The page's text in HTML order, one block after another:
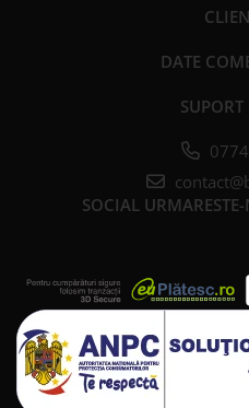
DATE
SOCIAL